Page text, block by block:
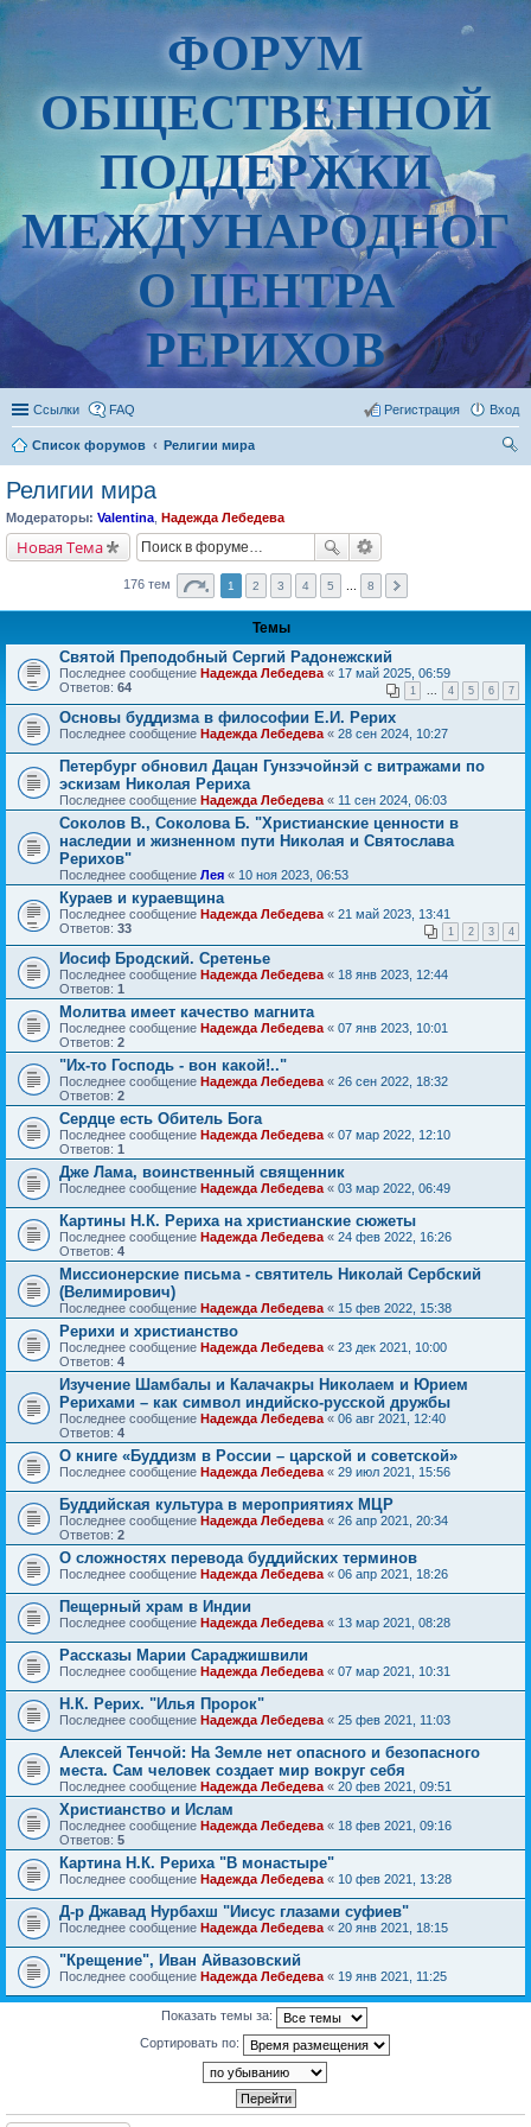
ФОРУМ
ОБЩЕСТВЕННОЙ
ПОДДЕРЖКИ
МЕЖДУНАРОДНОГ
О ЦЕНТРА
РЕРИХОВ
Ссылки FAQ Вход
Регистрация
Список форумов
Религии мира
Религии мира
Модераторы: Valentina Надежда Лебедева
Новая Тема
176 тем 1 2 3 4 5 8
Темы
Святой Преподобный Сергий Радонежский
Последнее сообщение Надежда Лебедева « 17 май 2025, 06:59
Ответов: 64 1 4 5 6 7
Основы буддизма в философии Е.И. Рерих
Последнее сообщение Надежда Лебедева « 28 сен 2024, 10:27
Петербург обновил Дацан Гунзэчойнэй с витражами по
эскизам Николая Рериха
Последнее сообщение Надежда Лебедева « 11 сен 2024, 06:03
Соколов В., Соколова Б. "Христианские ценности в
наследии и жизненном пути Николая и Святослава
Рерихов"
Последнее сообщение Лея « 10 ноя 2023, 06:53
Кураев и кураевщина
Последнее сообщение Надежда Лебедева « 21 май 2023, 13:41
Ответов: 33 1 2 3 4
Иосиф Бродский. Сретенье
Последнее сообщение Надежда Лебедева « 18 янв 2023, 12:44
Ответов: 1
Молитва имеет качество магнита
Последнее сообщение Надежда Лебедева « 07 янв 2023, 10:01
Ответов: 2
"Их-то Господь - вон какой!.."
Последнее сообщение Надежда Лебедева « 26 сен 2022, 18:32
Ответов: 2
Сердце есть Обитель Бога
Последнее сообщение Надежда Лебедева « 07 мар 2022, 12:10
Ответов: 1
Дже Лама, воинственный священник
Последнее сообщение Надежда Лебедева « 03 мар 2022, 06:49
Картины Н.К. Рериха на христианские сюжеты
Последнее сообщение Надежда Лебедева « 24 фев 2022, 16:26
Ответов: 4
Миссионерские письма - святитель Николай Сербский
(Велимирович)
Последнее сообщение Надежда Лебедева « 15 фев 2022, 15:38
Рерихи и христианство
Последнее сообщение Надежда Лебедева « 23 дек 2021, 10:00
Ответов: 4
Изучение Шамбалы и Калачакры Николаем и Юрием
Рерихами – как символ индийско-русской дружбы
Последнее сообщение Надежда Лебедева « 06 авг 2021, 12:40
Ответов: 4
О книге «Буддизм в России – царской и советской»
Последнее сообщение Надежда Лебедева « 29 июл 2021, 15:56
Буддийская культура в мероприятиях МЦР
Последнее сообщение Надежда Лебедева « 26 апр 2021, 20:34
Ответов: 2
О сложностях перевода буддийских терминов
Последнее сообщение Надежда Лебедева « 06 апр 2021, 18:26
Пещерный храм в Индии
Последнее сообщение Надежда Лебедева « 13 мар 2021, 08:28
Рассказы Марии Сараджишвили
Последнее сообщение Надежда Лебедева « 07 мар 2021, 10:31
Н.К. Рерих. "Илья Пророк"
Последнее сообщение Надежда Лебедева « 25 фев 2021, 11:03
Алексей Тенчой: На Земле нет опасного и безопасного
места. Сам человек создает мир вокруг себя
Последнее сообщение Надежда Лебедева « 20 фев 2021, 09:51
Христианство и Ислам
Последнее сообщение Надежда Лебедева « 18 фев 2021, 09:16
Ответов: 5
Картина Н.К. Рериха "В монастыре"
Последнее сообщение Надежда Лебедева « 10 фев 2021, 13:28
Д-р Джавад Нурбахш "Иисус глазами суфиев"
Последнее сообщение Надежда Лебедева « 20 янв 2021, 18:15
"Крещение", Иван Айвазовский
Последнее сообщение Надежда Лебедева « 19 янв 2021, 11:25
Показать темы за:
Сортировать по: